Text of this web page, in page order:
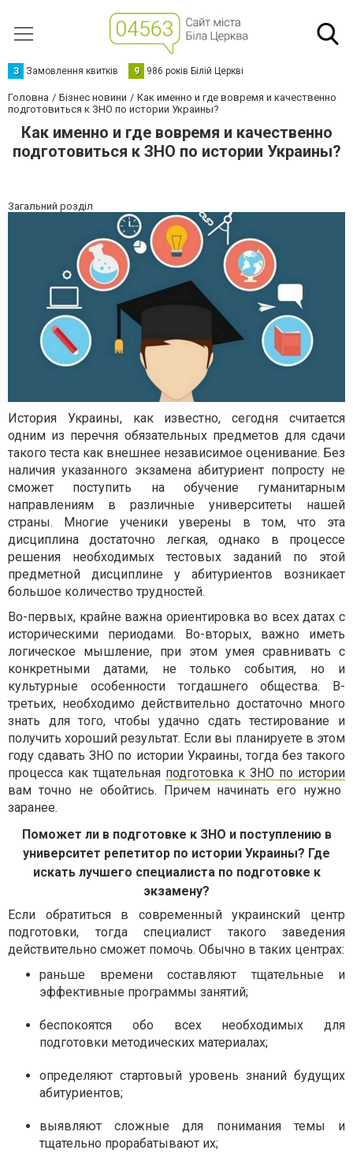
З Замовлення квитків 9 986 років Білій Церкві
Головна Бізнес новини
Как именно и где вовремя и качественно
подготовиться к ЗНО по истории Украины?
Как именно и где вовремя и качественно
подготовиться к ЗНО по истории Украины?
Загальний розділ
История Украины, как известно, сегодня считается
одним из перечня обязательных предметов для сдачи
такого теста как внешнее независимое оценивание. Без
наличия указанного экзамена абитуриент попросту не
сможет поступить на обучение гуманитарным
направлениям в различные университеты нашей
страны. Многие ученики уверены в том, что эта
дисциплина достаточно легкая, однако в процессе
решения необходимых тестовых заданий по этой
предметной дисциплине у абитуриентов возникает
большое количество трудностей.
Во-первых, крайне важна ориентировка во всех датах с
историческими периодами. Во-вторых, важно иметь
логическое мышление, при этом умея сравнивать с
конкретными датами, не только события, но и
культурные особенности тогдашнего общества. В-
третьих, необходимо действительно достаточно много
знать для того, чтобы удачно сдать тестирование и
получить хороший результат. Если вы планируете в этом
году сдавать ЗНО по истории Украины, тогда без такого
процесса как тщательная подготовка к ЗНО по истории
вам точно не обойтись. Причем начинать его нужно
заранее.
Поможет ли в подготовке к ЗНО и поступлению в
университет репетитор по истории Украины? Где
искать лучшего специалиста по подготовке к
экзамену?
Если обратиться в современный украинский центр
подготовки, тогда специалист такого заведения
действительно сможет помочь. Обычно в таких центрах:
раньше времени составляют тщательные и
эффективные программы занятий;
беспокоятся обо всех необходимых для
подготовки методических материалах;
определяют стартовый уровень знаний будущих
абитуриентов;
выявляют сложные для понимания темы и
тщательно прорабатывают их;